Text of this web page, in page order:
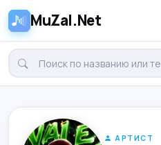
MuZal.Net
АРТИСТ